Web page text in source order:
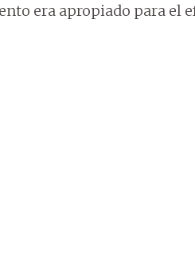
era apropiado para el